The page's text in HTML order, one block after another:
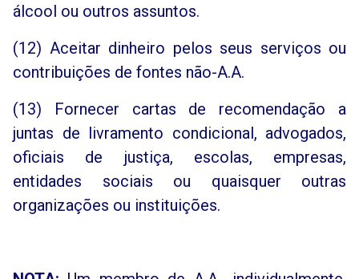
álcool ou outros assuntos.
(12) Aceitar dinheiro pelos seus serviços ou
contribuições de fontes não-A.A.
(13) Fornecer cartas de recomendação a
juntas de livramento condicional, advogados,
oficiais de justiça, escolas, empresas,
entidades sociais ou quaisquer outras
organizações ou instituições.